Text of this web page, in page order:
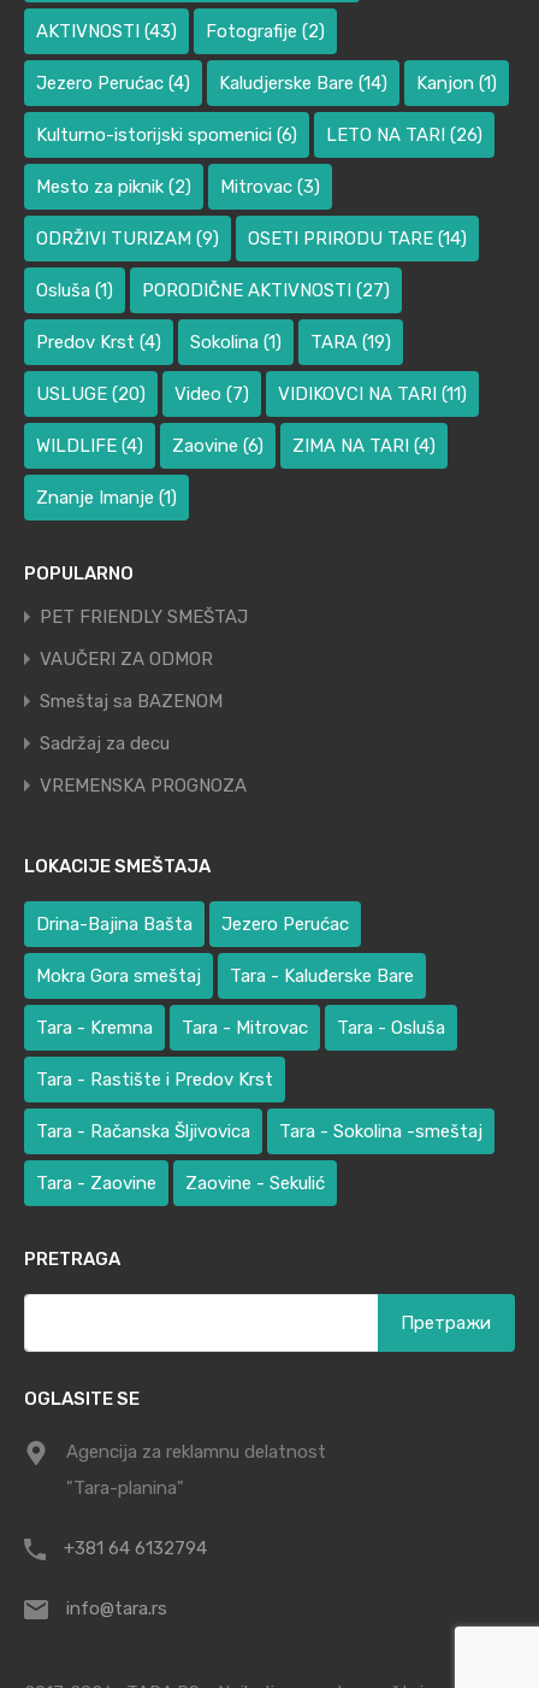
AKTIVNOSTI (43) Fotografije (2)
Jezero Perućac (4) Kaludjerske Bare (14) Kanjon (1)
Kulturno-istorijski spomenici (6) LETO NA TARI (26)
Mesto za piknik (2) Mitrovac (3)
ODRŽIVI TURIZAM (9) OSETI PRIRODU TARE (14)
Osluša (1) PORODIČNE AKTIVNOSTI (27)
Predov Krst (4) Sokolina (1) TARA (19)
USLUGE (20) Video (7) VIDIKOVCI NA TARI (11)
WILDLIFE (4) Zaovine (6) ZIMA NA TARI (4)
Znanje Imanje (1)
POPULARNO
PET FRIENDLY SMEŠTAJ
VAUČERI ZA ODMOR
Smeštaj sa BAZENOM
Sadržaj za decu
VREMENSKA PROGNOZA
LOKACIJE SMEŠTAJA
Drina-Bajina Bašta Jezero Perućac
Mokra Gora smeštaj Tara - Kaluđerske Bare
Tara - Kremna Tara - Mitrovac Tara - Osluša
Tara - Rastište i Predov Krst
Tara - Račanska Šljivovica Tara - Sokolina -smeštaj
Tara - Zaovine Zaovine - Sekulić
PRETRAGA
OGLASITE SE
Agencija za reklamnu delatnost
"Tara-planina"
+381 64 6132794
info@tara.rs